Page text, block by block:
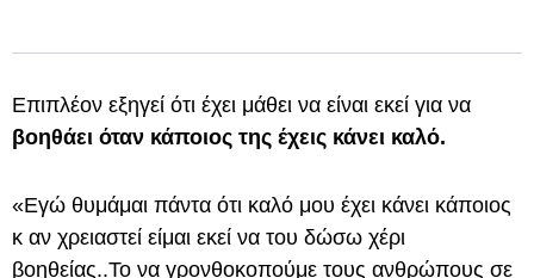
Επιπλέον εξηγεί ότι έχει μάθει να είναι εκεί για να
βοηθάει όταν κάποιος της έχεις κάνει καλό.
«Εγώ θυμάμαι πάντα ότι καλό μου έχει κάνει κάποιος
κ αν χρειαστεί είμαι εκεί να του δώσω χέρι
βοηθείας..Το να γρονθοκοπούμε τους ανθρώπους σε